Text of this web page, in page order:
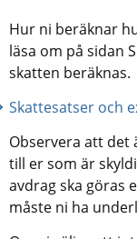
Hur ni beräknar
läsa om på sidan
skatten beräknas.
Skattesatser och
Observera att det
till er som är
avdrag ska göras
måste ni ha